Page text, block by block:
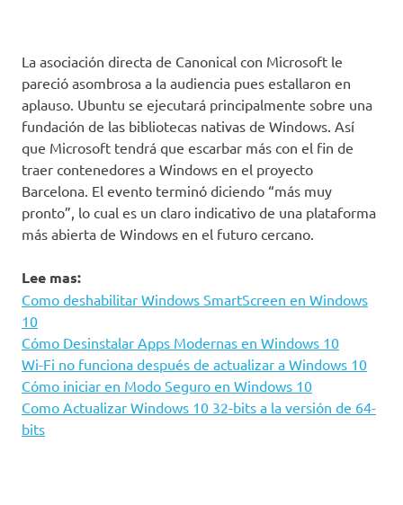
La asociación directa de Canonical con Microsoft le
pareció asombrosa a la audiencia pues estallaron en
aplauso. Ubuntu se ejecutará principalmente sobre una
fundación de las bibliotecas nativas de Windows. Así
que Microsoft tendrá que escarbar más con el fin de
traer contenedores a Windows en el proyecto
Barcelona. El evento terminó diciendo “más muy
pronto”, lo cual es un claro indicativo de una plataforma
más abierta de Windows en el futuro cercano.
Lee mas:
Como deshabilitar Windows SmartScreen en Windows
10
Cómo Desinstalar Apps Modernas en Windows 10
Wi-Fi no funciona después de actualizar a Windows 10
Cómo iniciar en Modo Seguro en Windows 10
Como Actualizar Windows 10 32-bits a la versión de 64-
bits